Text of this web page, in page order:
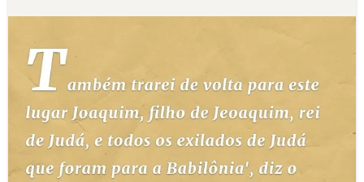
ESTUDOS BÍBLICOS
ESBOÇOS DE PREGAÇÃO
TEMAS
PERGUNTE À BÍBLIA IA